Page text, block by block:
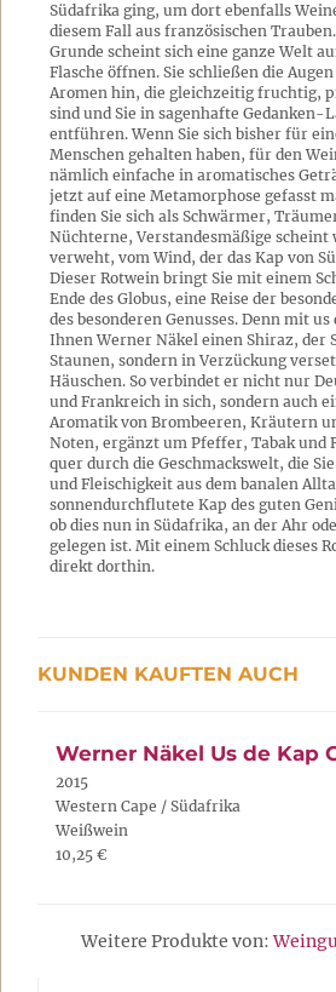
Südafrika ging, um dort ebenfalls
diesem Fall aus französischen
Grunde scheint sich eine ganze Welt
Flasche öffnen. Sie schließen die
Aromen hin, die gleichzeitig fruchtig,
sind und Sie in sagenhafte Gedanken-
entführen. Wenn Sie sich bisher für
Menschen gehalten haben, für den
nämlich einfache in aromatisches
jetzt auf eine Metamorphose gefasst
finden Sie sich als Schwärmer,
Nüchterne, Verstandesmäßige scheint
verweht, vom Wind, der das Kap von
Dieser Rotwein bringt Sie mit einem
Ende des Globus, eine Reise der
des besonderen Genusses. Denn mit us
Ihnen Werner Näkel einen Shiraz, der
Staunen, sondern in Verzückung
Häuschen. So verbindet er nicht nur
und Frankreich in sich, sondern auch
Aromatik von Brombeeren, Kräutern
Noten, ergänzt um Pfeffer, Tabak und
quer durch die Geschmackswelt, die
und Fleischigkeit aus dem banalen
sonnendurchflutete Kap des guten
ob dies nun in Südafrika, an der Ahr
gelegen ist. Mit einem Schluck dieses
direkt dorthin.
KUNDEN KAUFTEN AUCH
Werner Näkel Us de Kap
2015
Western Cape / Südafrika
Weißwein
10,25 €
Weitere Produkte von: